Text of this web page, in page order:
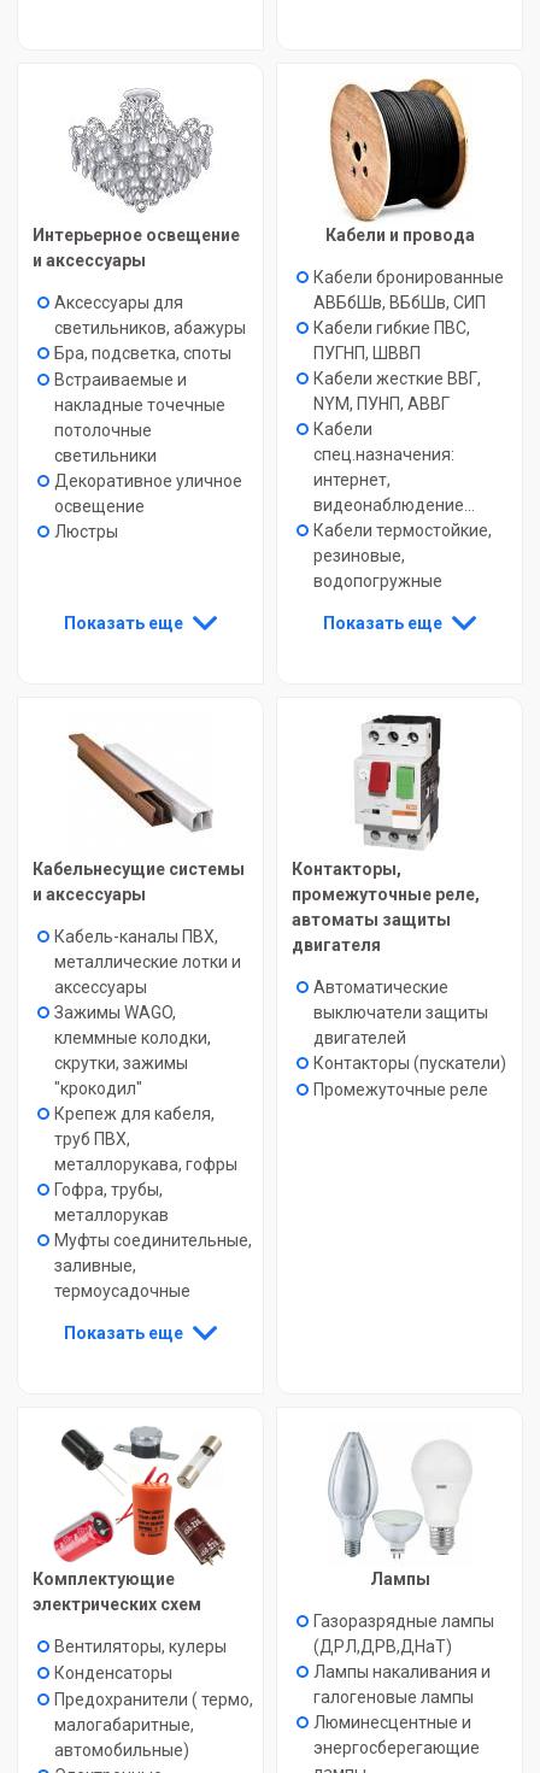
Интерьерное освещение
и аксессуары
Аксессуары для
светильников, абажуры
Бра, подсветка, споты
Встраиваемые и
накладные точечные
потолочные
светильники
Декоративное уличное
освещение
Люстры
Показать еще
Кабели и провода
Кабели бронированные
АВБбШв, ВБбШв, СИП
Кабели гибкие ПВС,
ПУГНП, ШВВП
Кабели жесткие ВВГ,
NYM, ПУНП, АВВГ
Кабели
спец.назначения:
интернет,
видеонаблюдение...
Кабели термостойкие,
резиновые,
водопогружные
Показать еще
Кабельнесущие системы
и аксессуары
Кабель-каналы ПВХ,
металлические лотки и
аксессуары
Зажимы WAGO,
клеммные колодки,
скрутки, зажимы
"крокодил"
Крепеж для кабеля,
труб ПВХ,
металлорукава, гофры
Гофра, трубы,
металлорукав
Муфты соединительные,
заливные,
термоусадочные
Показать еще
Контакторы,
промежуточные реле,
автоматы защиты
двигателя
Автоматические
выключатели защиты
двигателей
Контакторы (пускатели)
Промежуточные реле
Комплектующие
электрических схем
Вентиляторы, кулеры
Конденсаторы
Предохранители ( термо,
малогабаритные,
автомобильные)
Лампы
Газоразрядные лампы
(ДРЛ,ДРВ,ДНаТ)
Лампы накаливания и
галогеновые лампы
Люминесцентные и
энергосберегающие